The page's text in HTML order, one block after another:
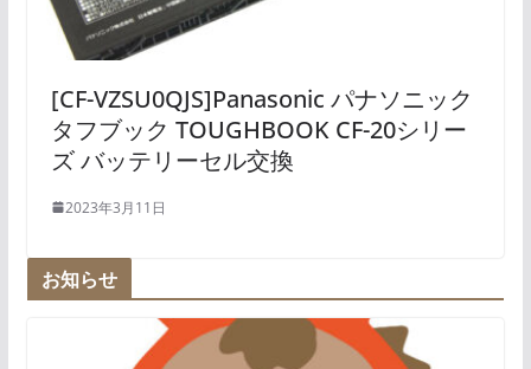
[CF-VZSU0QJS]Panasonic パナソニック
タフブック TOUGHBOOK CF-20シリー
ズ バッテリーセル交換
2023年3月11日
お知らせ